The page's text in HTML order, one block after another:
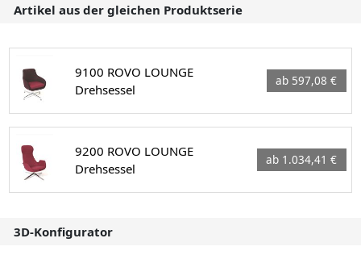
Artikel aus der gleichen Produktserie
9100 ROVO LOUNGE
Drehsessel
ab 597,08 €
9200 ROVO LOUNGE
Drehsessel
ab 1.034,41 €
3D-Konfigurator